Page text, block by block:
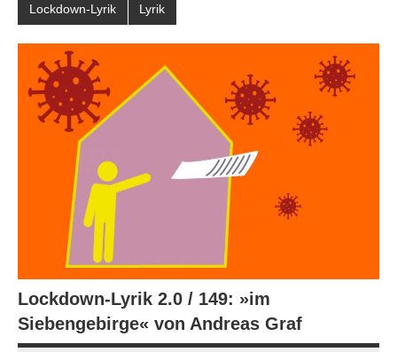
Lockdown-Lyrik Lyrik
Lockdown-Lyrik 2.0 / 149: »im
Siebengebirge« von Andreas Graf